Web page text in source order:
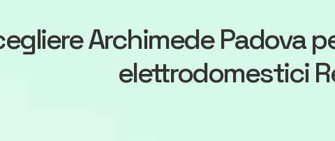
Archimede Padova
elettrodomestici